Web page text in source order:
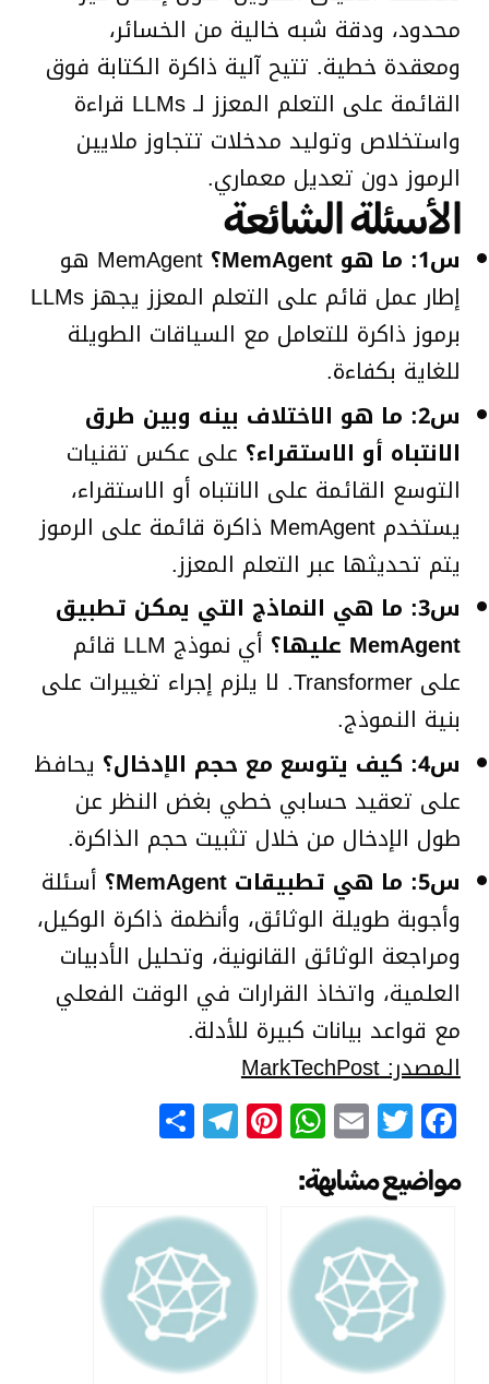
محدود، ودقة شبه خالية من الخسائر،
ومعقدة خطية. تتيح آلية ذاكرة الكتابة فوق
القائمة على التعلم المعزز لـ LLMs قراءة
واستخلاص وتوليد مدخلات تتجاوز ملايين
الرموز دون تعديل معماري.
الأسئلة الشائعة
س1: ما هو MemAgent؟
MemAgent هو
إطار عمل قائم على التعلم المعزز يجهز LLMs
برموز ذاكرة للتعامل مع السياقات الطويلة
للغاية بكفاءة.
س2: ما هو الاختلاف بينه وبين طرق
الانتباه أو الاستقراء؟ على عكس تقنيات
التوسع القائمة على الانتباه أو الاستقراء،
يستخدم MemAgent ذاكرة قائمة على الرموز
يتم تحديثها عبر التعلم المعزز.
س3: ما هي النماذج التي يمكن تطبيق
MemAgent عليها؟
أي نموذج LLM قائم
على Transformer. لا يلزم إجراء تغييرات على
بنية النموذج.
س4: كيف يتوسع مع حجم الإدخال؟
يحافظ
على تعقيد حسابي خطي بغض النظر عن
طول الإدخال من خلال تثبيت حجم الذاكرة.
س5: ما هي تطبيقات MemAgent؟
أسئلة
وأجوبة طويلة الوثائق، وأنظمة ذاكرة الوكيل،
ومراجعة الوثائق القانونية، وتحليل الأدبيات
العلمية، واتخاذ القرارات في الوقت الفعلي
مع قواعد بيانات كبيرة للأدلة.
المصدر: MarkTechPost
Facebook
Twitter
Email
WhatsApp
Pinterest
Telegram
مواضيع مشابهة: